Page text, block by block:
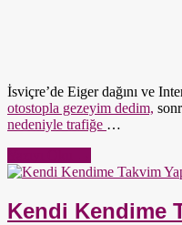
İsviçre’de Eiger dağını ve
otostopla gezeyim dedim,
nedeniyle trafiğe …
Kendi Kendime